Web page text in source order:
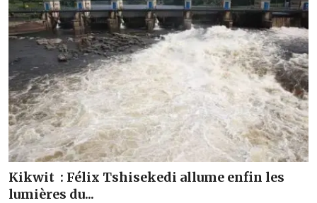
Kikwit : Félix Tshisekedi allume enfin les
lumières du...